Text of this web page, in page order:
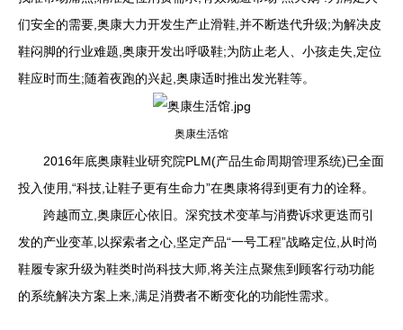
们安全的需要,奥康大力开发生产止滑鞋,并不断迭代升级;为解决皮
鞋闷脚的行业难题,奥康开发出呼吸鞋;为防止老人、小孩走失,定位
鞋应时而生;随着夜跑的兴起,奥康适时推出发光鞋等。
奥康生活馆
2016年底奥康鞋业研究院PLM(产品生命周期管理系统)已全面
投入使用,“科技,让鞋子更有生命力”在奥康将得到更有力的诠释。
跨越而立,奥康匠心依旧。深究技术变革与消费诉求更迭而引
发的产业变革,以探索者之心,坚定产品“一号工程”战略定位,从时尚
鞋履专家升级为鞋类时尚科技大师,将关注点聚焦到顾客行动功能
的系统解决方案上来,满足消费者不断变化的功能性需求。